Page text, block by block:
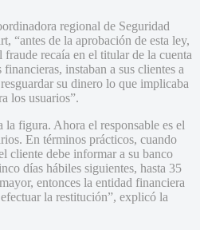
regional de Seguridad
“antes de la aprobación de esta ley,
recaía en el titular de la cuenta
instaban a sus clientes a
su dinero lo que implicaba
los usuarios”.
la figura. Ahora el responsable es el
En términos prácticos, cuando
cliente debe informar a su banco
días hábiles siguientes, hasta 35
entonces la entidad financiera
la restitución”, explicó la